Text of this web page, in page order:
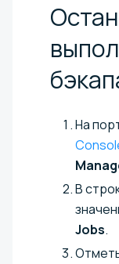
На
В
Jobs.